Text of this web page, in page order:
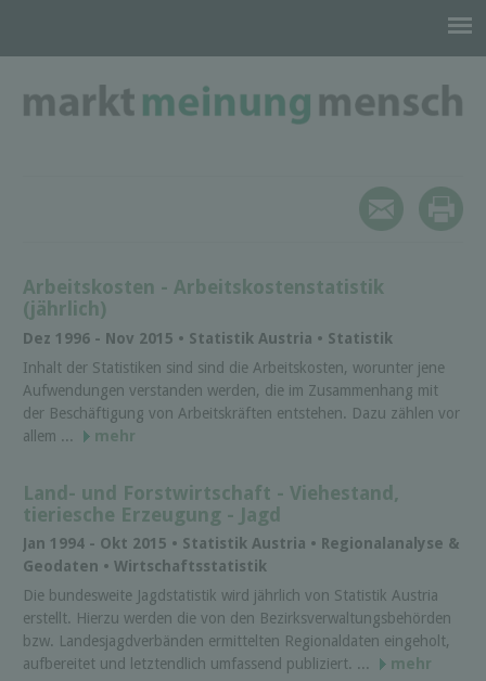
Arbeitskosten - Arbeitskostenstatistik
(jährlich)
Dez 1996 - Nov 2015 • Statistik Austria • Statistik
Inhalt der Statistiken sind sind die Arbeitskosten, worunter jene
Aufwendungen verstanden werden, die im Zusammenhang mit
der Beschäftigung von Arbeitskräften entstehen. Dazu zählen vor
allem ...
mehr
Land- und Forstwirtschaft - Viehestand,
tieriesche Erzeugung - Jagd
Jan 1994 - Okt 2015 • Statistik Austria • Regionalanalyse &
Geodaten • Wirtschaftsstatistik
Die bundesweite Jagdstatistik wird jährlich von Statistik Austria
erstellt. Hierzu werden die von den Bezirksverwaltungsbehörden
bzw. Landesjagdverbänden ermittelten Regionaldaten eingeholt,
aufbereitet und letztendlich umfassend publiziert. ...
mehr